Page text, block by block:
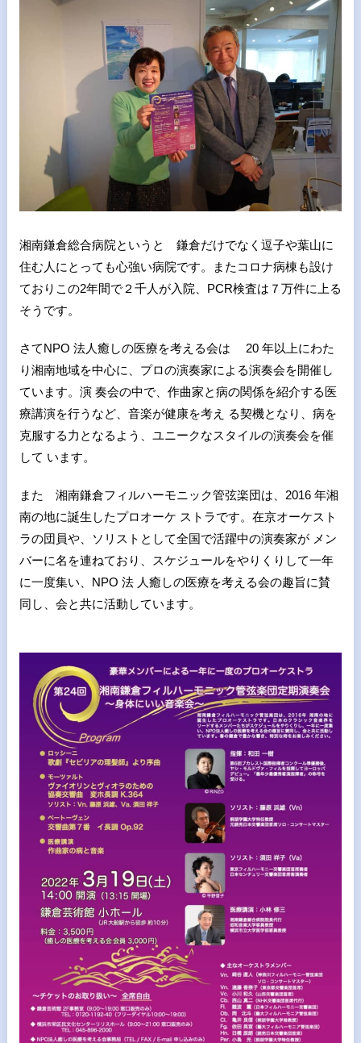
湘南鎌倉総合病院というと 鎌倉だけでなく逗子や葉山に
住む人にとっても心強い病院です。またコロナ病棟も設け
ておりこの2年間で２千人が入院、PCR検査は７万件に上る
そうです。
さてNPO 法⼈癒しの医療を考える会は 20 年以上にわた
り湘南地域を中⼼に、プロの演奏家による演奏会を開催し
ています。演 奏会の中で、作曲家と病の関係を紹介する医
療講演を⾏うなど、⾳楽が健康を考え る契機となり、病を
克服する⼒となるよう、ユニークなスタイルの演奏会を催
して います。
また 湘南鎌倉フィルハーモニック管弦楽団は、2016 年湘
南の地に誕⽣したプロオーケ ストラです。在京オーケスト
ラの団員や、ソリストとして全国で活躍中の演奏家が メン
バーに名を連ねており、スケジュールをやりくりして⼀年
に⼀度集い、NPO 法 ⼈癒しの医療を考える会の趣旨に賛
同し、会と共に活動しています。